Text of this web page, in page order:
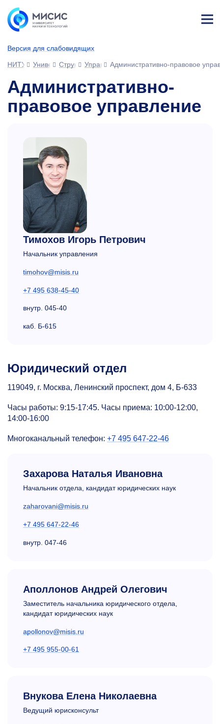
Версия для слабовидящих
ине
НИТУ МИСИСУниверситетСтруктура университета
УправленияАдминистративно-правовое
Административно-
правовое управление
Тимохов Игорь Петрович
Начальник управления
timohov@misis.ru
+7 495 638-45-40
внутр. 045-40
каб. Б-615
Юридический отдел
119049, г. Москва, Ленинский проспект, дом 4, Б-633
Часы работы: 9:15-17:45. Часы приема: 10:00-12:00,
14:00-16:00
Многоканальный телефон: +7 495 647-22-46
Захарова Наталья Ивановна
Начальник отдела, кандидат юридических наук
zaharovani@misis.ru
+7 495 647-22-46
внутр. 047-46
Аполлонов Андрей Олегович
Заместитель начальника юридического отдела,
кандидат юридических наук
apollonov@misis.ru
+7 495 955-00-61
Внукова Елена Николаевна
Ведущий юрисконсульт